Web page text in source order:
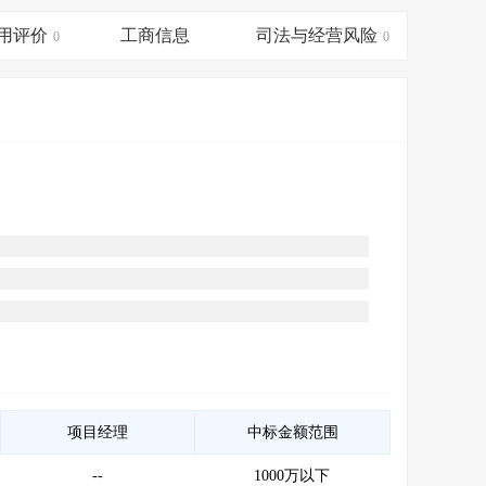
服务 > APP下载>
评价 0 工商信息 司法与经营风险 0
项目经理 中标金额范围
-- 1000万以下